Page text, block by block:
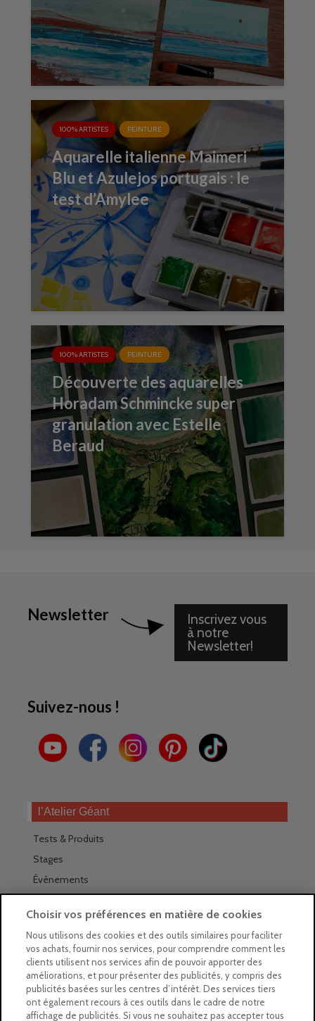
100% ARTISTES PEINTURE
Aquarelle italienne Maimeri
Blu et Azulejos portugais : le
test d’Amylee
100% ARTISTES PEINTURE
Découverte des aquarelles
Horadam Schmincke super
granulation avec Estelle
Beraud
Newsletter
Inscrivez vous
à notre
Newsletter!
Suivez-nous !
l’Atelier Géant
Tests & Produits
Stages
Évènements
Trouver nos magasins
La newsletter des magasins
Feuilleter le Guide
Gratuit : intégrer le Guide
Choisir vos préférences en matière de cookies
Nous utilisons des cookies et des outils similaires pour faciliter
vos achats, fournir nos services, pour comprendre comment les
clients utilisent nos services afin de pouvoir apporter des
améliorations, et pour présenter des publicités, y compris des
publicités basées sur les centres d’intérêt. Des services tiers
ont également recours à ces outils dans le cadre de notre
affichage de publicités. Si vous ne souhaitez pas accepter tous